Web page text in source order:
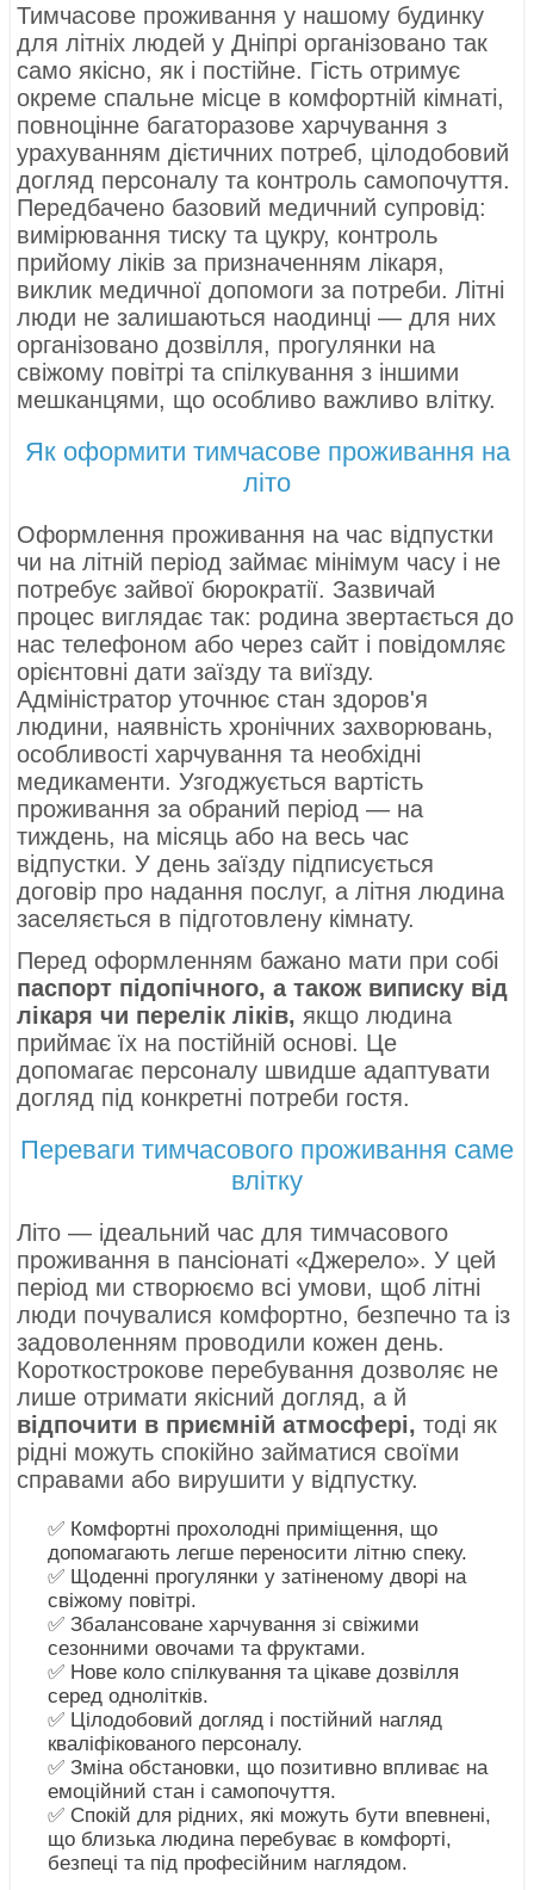
Тимчасове проживання у нашому будинку
для літніх людей у Дніпрі організовано так
само якісно, як і постійне. Гість отримує
окреме спальне місце в комфортній кімнаті,
повноцінне багаторазове харчування з
урахуванням дієтичних потреб, цілодобовий
догляд персоналу та контроль самопочуття.
Передбачено базовий медичний супровід:
вимірювання тиску та цукру, контроль
прийому ліків за призначенням лікаря,
виклик медичної допомоги за потреби. Літні
люди не залишаються наодинці — для них
організовано дозвілля, прогулянки на
свіжому повітрі та спілкування з іншими
мешканцями, що особливо важливо влітку.
Як оформити тимчасове проживання на
літо
Оформлення проживання на час відпустки
чи на літній період займає мінімум часу і не
потребує зайвої бюрократії. Зазвичай
процес виглядає так: родина звертається до
нас телефоном або через сайт і повідомляє
орієнтовні дати заїзду та виїзду.
Адміністратор уточнює стан здоров'я
людини, наявність хронічних захворювань,
особливості харчування та необхідні
медикаменти. Узгоджується вартість
проживання за обраний період — на
тиждень, на місяць або на весь час
відпустки. У день заїзду підписується
договір про надання послуг, а літня людина
заселяється в підготовлену кімнату.
Перед оформленням бажано мати при собі
паспорт підопічного, а також виписку від
лікаря чи перелік ліків, якщо людина
приймає їх на постійній основі. Це
допомагає персоналу швидше адаптувати
догляд під конкретні потреби гостя.
Переваги тимчасового проживання саме
влітку
Літо — ідеальний час для тимчасового
проживання в пансіонаті «Джерело». У цей
період ми створюємо всі умови, щоб літні
люди почувалися комфортно, безпечно та із
задоволенням проводили кожен день.
Короткострокове перебування дозволяє не
лише отримати якісний догляд, а й
відпочити в приємній атмосфері, тоді як
рідні можуть спокійно займатися своїми
справами або вирушити у відпустку.
✅ Комфортні прохолодні приміщення, що
допомагають легше переносити літню спеку.
✅ Щоденні прогулянки у затіненому дворі на
свіжому повітрі.
✅ Збалансоване харчування зі свіжими
сезонними овочами та фруктами.
✅ Нове коло спілкування та цікаве дозвілля
серед однолітків.
✅ Цілодобовий догляд і постійний нагляд
кваліфікованого персоналу.
✅ Зміна обстановки, що позитивно впливає на
емоційний стан і самопочуття.
✅ Спокій для рідних, які можуть бути впевнені,
що близька людина перебуває в комфорті,
безпеці та під професійним наглядом.